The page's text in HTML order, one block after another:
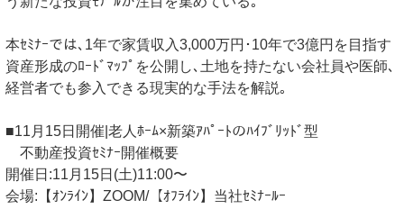
本ｾﾐﾅｰでは､1年で家賃収入3,000万円･10年で3億円を目指す
資産形成のﾛｰﾄﾞﾏｯﾌﾟを公開し､土地を持たない会社員や医師､
経営者でも参入できる現実的な手法を解説｡
■11月15日開催|老人ﾎｰﾑ×新築ｱﾊﾟｰﾄのﾊｲﾌﾞﾘｯﾄﾞ型
不動産投資ｾﾐﾅｰ開催概要
開催日:11月15日(土)11:00〜
会場:【ｵﾝﾗｲﾝ】ZOOM/【ｵﾌﾗｲﾝ】当社ｾﾐﾅｰﾙｰ